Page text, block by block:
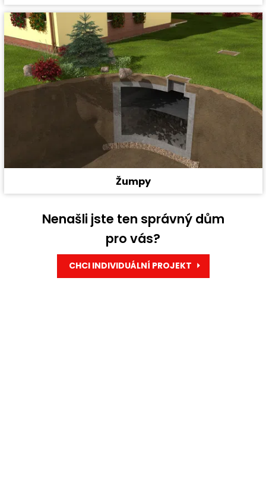
Žumpy
Nenašli jste ten správný dům
pro vás?
CHCI INDIVIDUÁLNÍ PROJEKT